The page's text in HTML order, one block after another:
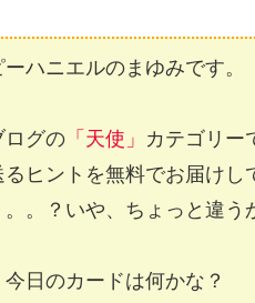
ハニエルのまゆみです。
ログの 「天使」 カテゴリー
るヒントを無料でお届けし
。。？いや、ちょっと違
今日のカードは何かな？